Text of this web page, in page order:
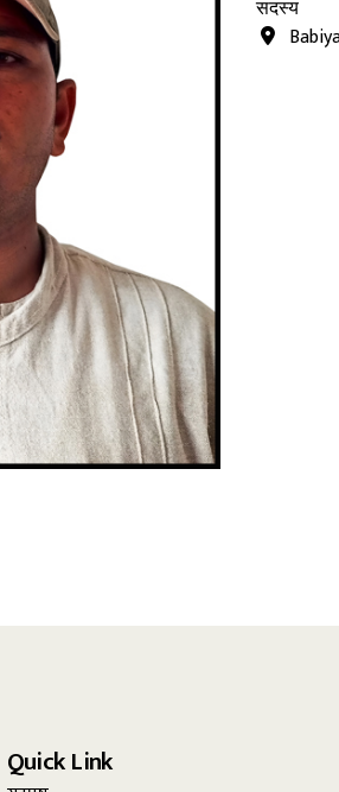
सदस्य
Quick Link